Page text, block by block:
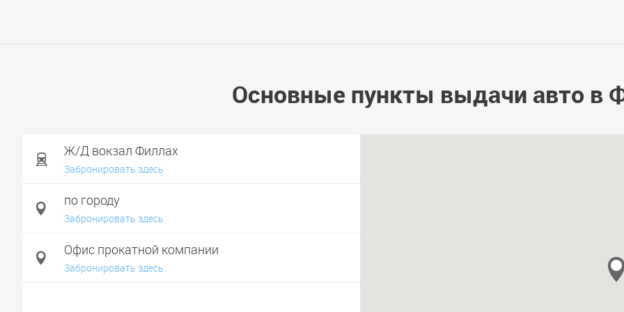
Основные пункты выдачи авто в
Ж/Д вокзал Филлах
Забронировать здесь
по городу
Забронировать здесь
Офис прокатной компании
Забронировать здесь